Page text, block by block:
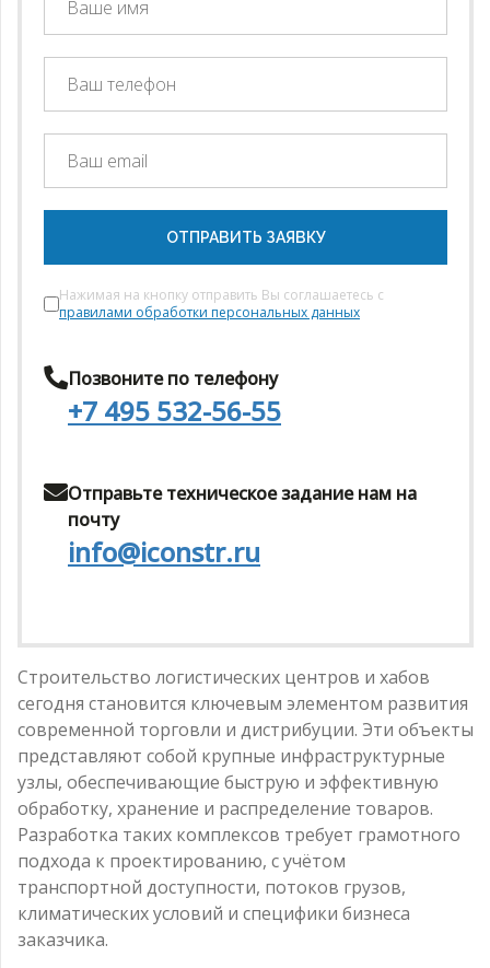
ОТПРАВИТЬ ЗАЯВКУ
Нажимая на кнопку отправить Вы соглашаетесь с
правилами обработки персональных данных
Позвоните по телефону
+7 495 532-56-55
Отправьте техническое задание нам на
почту
info@iconstr.ru
Строительство логистических центров и хабов
сегодня становится ключевым элементом развития
современной торговли и дистрибуции. Эти объекты
представляют собой крупные инфраструктурные
узлы, обеспечивающие быструю и эффективную
обработку, хранение и распределение товаров.
Разработка таких комплексов требует грамотного
подхода к проектированию, с учётом
транспортной доступности, потоков грузов,
климатических условий и специфики бизнеса
заказчика.